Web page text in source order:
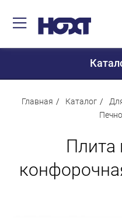
Сантехника
Главная Каталог
Плита